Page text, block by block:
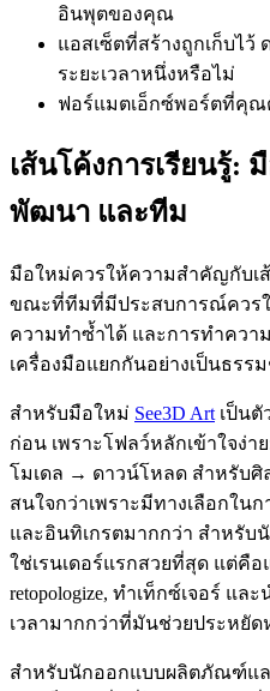
อินพุตของคุณ
แอสเซ็ตที่สร้างถูกเก็บไ
ระยะเวลาหนึ่งหรือไม่
ฟอร์แมตเอ็กซ์พอร์ตที่คุณ
เส้นโค้งการเรียนรู้:
พัฒนา และทีม
มือใหม่ควรให้ความสำคัญกับเ
ขณะที่ทีมที่มีประสบการณ์ควร
ความทำซ้ำได้ และการทำควา
เครื่องมือแยกกันอย่างเป็นธรร
สำหรับมือใหม่ See3D Art เป็น
ก่อน เพราะโฟลว์หลักเข้าใจง่
โมเดล → ดาวน์โหลด สำหรับศิล
สนใจกว่าเพราะมีทางเลือกใน
และอินทิเกรตมากกว่า สำหรั
ใช่เรนเดอร์แรกสวยที่สุด แต่คือ
retopologize, ทำเท็กซ์เจอร์ แล
เวลามากกว่าที่มันช่วยประหยัด
สำหรับนักออกแบบผลิตภัณฑ์แล